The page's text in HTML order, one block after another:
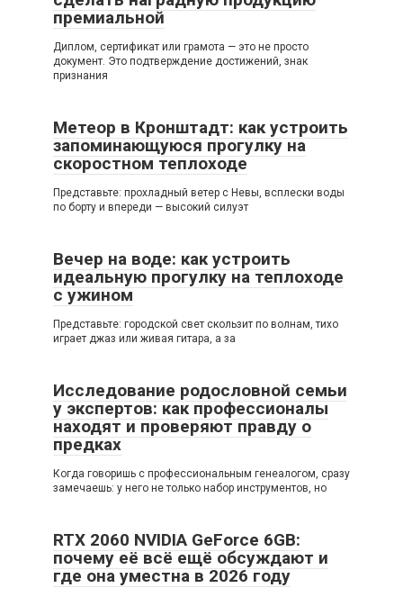
премиальной
Диплом, сертификат или грамота — это не просто
документ. Это подтверждение достижений, знак
признания
Метеор в Кронштадт: как устроить
запоминающуюся прогулку на
скоростном теплоходе
Представьте: прохладный ветер с Невы, всплески воды
по борту и впереди — высокий силуэт
Вечер на воде: как устроить
идеальную прогулку на теплоходе
с ужином
Представьте: городской свет скользит по волнам, тихо
играет джаз или живая гитара, а за
Исследование родословной семьи
у экспертов: как профессионалы
находят и проверяют правду о
предках
Когда говоришь с профессиональным генеалогом, сразу
замечаешь: у него не только набор инструментов, но
RTX 2060 NVIDIA GeForce 6GB:
почему её всё ещё обсуждают и
где она уместна в 2026 году